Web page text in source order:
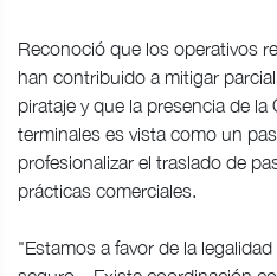
Reconoció que los operativos
han contribuido a mitigar
pirataje y que la presencia de la
terminales es vista como un
profesionalizar el traslado de
prácticas comerciales.
"Estamos a favor de la